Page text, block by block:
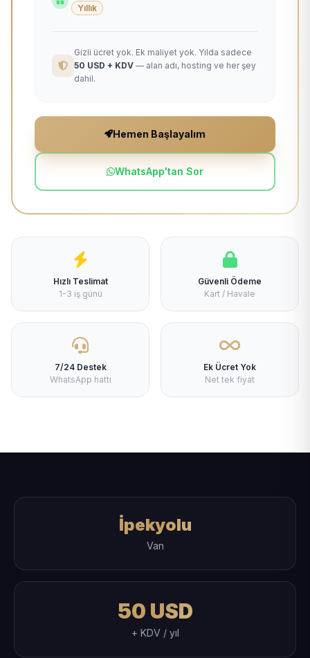
Yıllık
Gizli ücret yok. Ek maliyet yok. Yılda sadece
50 USD + KDV — alan adı, hosting ve her şey
dahil.
Hemen Başlayalım
WhatsApp'tan Sor
Hızlı Teslimat
1-3 iş günü
Güvenli Ödeme
Kart / Havale
7/24 Destek
WhatsApp hattı
Ek Ücret Yok
Net tek fiyat
İpekyolu
Van
50 USD
+ KDV / yıl